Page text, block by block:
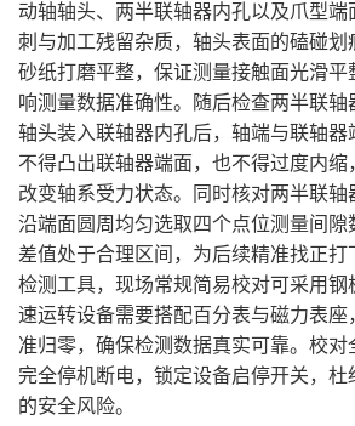
动轴轴头、两半联轴器内孔以及爪型端
刺与加工残留杂质，轴头表面的磕碰划
砂纸打磨平整，保证测量接触面光滑平
响测量数据准确性。随后检查两半联轴
轴头装入联轴器内孔后，轴端与联轴器
不得凸出联轴器端面，也不得过度内缩
改变轴系受力状态。同时核对两半联轴
沿端面圆周均匀选取四个点位测量间隙
差值处于合理区间，为后续精准找正打
检测工具，现场常规简易校对可采用钢
速运转设备需要搭配百分表与磁力表座
准归零，确保检测数据真实可靠。校
完全停机断电，锁定设备启停开关，
的安全风险。